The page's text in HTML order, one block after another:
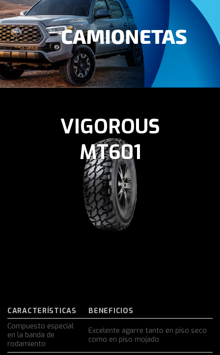
VIGOROUS
MT601
CARACTERÍSTICAS
BENEFICIOS
Compuesto especial
en la banda de
rodamiento
Excelente agarre tanto en piso seco
como en piso mojado